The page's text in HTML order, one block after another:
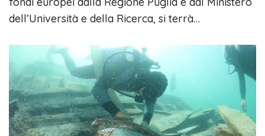
dell’Università e della Ricerca, si terrà…